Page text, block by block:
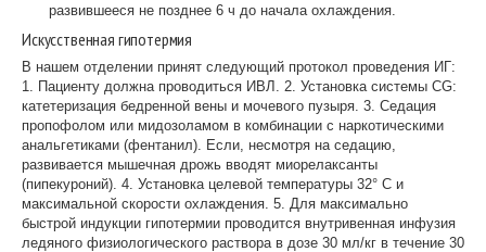
развившееся не позднее 6 ч до начала охлаждения.
Искусственная гипотермия
В нашем отделении принят следующий протокол проведения ИГ:
1. Пациенту должна проводиться ИВЛ. 2. Установка системы CG:
катетеризация бедренной вены и мочевого пузыря. 3. Седация
пропофолом или мидозоламом в комбинации с наркотическими
анальгетиками (фентанил). Если, несмотря на седацию,
развивается мышечная дрожь вводят миорелаксанты
(пипекуроний). 4. Установка целевой температуры 32° С и
максимальной скорости охлаждения. 5. Для максимально
быстрой индукции гипотермии проводится внутривенная инфузия
ледяного физиологического раствора в дозе 30 мл/кг в течение 30